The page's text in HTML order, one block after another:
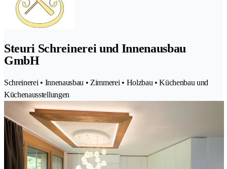
Steuri Schreinerei und Innenausbau
GmbH
Schreinerei • Innenausbau • Zimmerei • Holzbau • Küchenbau und
Küchenausstellungen